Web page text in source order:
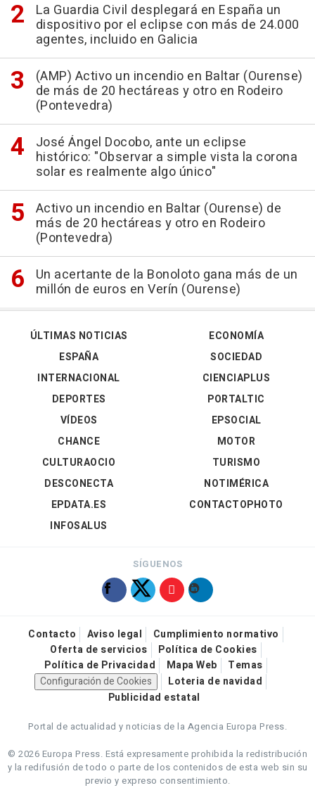
La Guardia Civil desplegará en España un
dispositivo por el eclipse con más de 24.000
agentes, incluido en Galicia
(AMP) Activo un incendio en Baltar (Ourense)
de más de 20 hectáreas y otro en Rodeiro
(Pontevedra)
José Ángel Docobo, ante un eclipse
histórico: "Observar a simple vista la corona
solar es realmente algo único"
Activo un incendio en Baltar (Ourense) de
más de 20 hectáreas y otro en Rodeiro
(Pontevedra)
Un acertante de la Bonoloto gana más de un
millón de euros en Verín (Ourense)
ÚLTIMAS NOTICIAS
ESPAÑA
INTERNACIONAL
DEPORTES
VÍDEOS
ECONOMÍA
SOCIEDAD
CIENCIAPLUS
PORTALTIC
EPSOCIAL
CHANCE
CULTURAOCIO
DESCONECTA
EPDATA.ES
INFOSALUS
MOTOR
TURISMO
NOTIMÉRICA
CONTACTOPHOTO
SÍGUENOS
Contacto Aviso legal
Cumplimiento normativo
Oferta de servicios
Política de Cookies
Política de Privacidad
Mapa Web
Temas
Configuración de Cookies
Loteria de navidad
Publicidad estatal
Portal de actualidad y noticias de la Agencia Europa Press.
© 2026 Europa Press. Está expresamente prohibida la redistribución
y la redifusión de todo o parte de los contenidos de esta web sin su
previo y expreso consentimiento.